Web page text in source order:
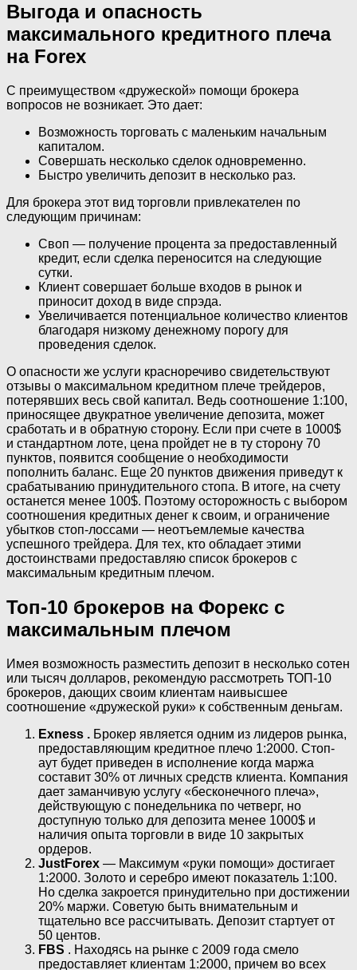
Выгода и опасность
максимального кредитного плеча
на Forex
С преимуществом «дружеской» помощи брокера
вопросов не возникает. Это дает:
Возможность торговать с маленьким начальным
капиталом.
Совершать несколько сделок одновременно.
Быстро увеличить депозит в несколько раз.
Для брокера этот вид торговли привлекателен по
следующим причинам:
Своп — получение процента за предоставленный
кредит, если сделка переносится на следующие
сутки.
Клиент совершает больше входов в рынок и
приносит доход в виде спрэда.
Увеличивается потенциальное количество клиентов
благодаря низкому денежному порогу для
проведения сделок.
О опасности же услуги красноречиво свидетельствуют
отзывы о максимальном кредитном плече трейдеров,
потерявших весь свой капитал. Ведь соотношение 1:100,
приносящее двукратное увеличение депозита, может
сработать и в обратную сторону. Если при счете в 1000$
и стандартном лоте, цена пройдет не в ту сторону 70
пунктов, появится сообщение о необходимости
пополнить баланс. Еще 20 пунктов движения приведут к
срабатыванию принудительного стопа. В итоге, на счету
останется менее 100$. Поэтому осторожность с выбором
соотношения кредитных денег к своим, и ограничение
убытков стоп-лоссами — неотъемлемые качества
успешного трейдера. Для тех, кто обладает этими
достоинствами предоставляю список брокеров с
максимальным кредитным плечом.
Топ-10 брокеров на Форекс с
максимальным плечом
Имея возможность разместить депозит в несколько сотен
или тысяч долларов, рекомендую рассмотреть ТОП-10
брокеров, дающих своим клиентам наивысшее
соотношение «дружеской руки» к собственным деньгам.
Exness . Брокер является одним из лидеров рынка,
предоставляющим кредитное плечо 1:2000. Стоп-
аут будет приведен в исполнение когда маржа
составит 30% от личных средств клиента. Компания
дает заманчивую услугу «бесконечного плеча»,
действующую с понедельника по четверг, но
доступную только для депозита менее 1000$ и
наличия опыта торговли в виде 10 закрытых
ордеров.
JustForex — Максимум «руки помощи» достигает
1:2000. Золото и серебро имеют показатель 1:100.
Но сделка закроется принудительно при достижении
20% маржи. Советую быть внимательным и
тщательно все рассчитывать. Депозит стартует от
50 центов.
FBS . Находясь на рынке с 2009 года смело
предоставляет клиентам 1:2000, причем во всех